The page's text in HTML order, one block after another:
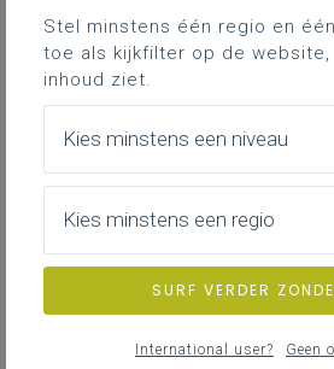
Domeinoverschrijdend
lichtenverbanden toe
tussen de
maatschappelijke
domeinen voor
westerse en niet-
LPD 8
Stel minstens één regio en
toe als kijkfilter op de
inhoud ziet.
Kies minstens een niveau
Kies minstens een regio
SURF VERDER
International user? Geen